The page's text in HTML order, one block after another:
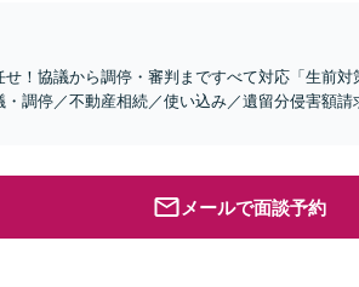
！協議から調停・審判まですべて対応「生前対
調停／不動産相続／使い込み／遺留分侵害額
メールで面談予約